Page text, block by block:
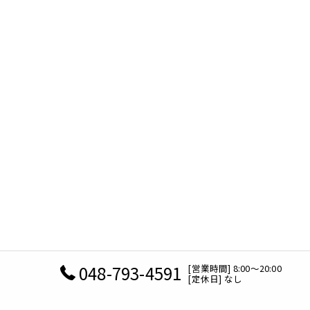
048-793-4591 [営業時間] 8:00～20:00
[定休日] なし